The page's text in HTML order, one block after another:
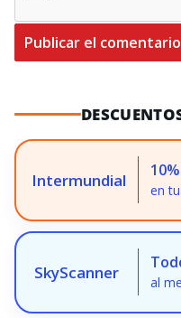
Intermundial en
SkyScanner al